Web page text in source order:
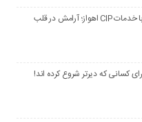
تجربه سفری بی‌دغدغه با خدمات CIP اهواز؛ آرامش در قلب
کسانی که دیرتر شروع کرده اند!